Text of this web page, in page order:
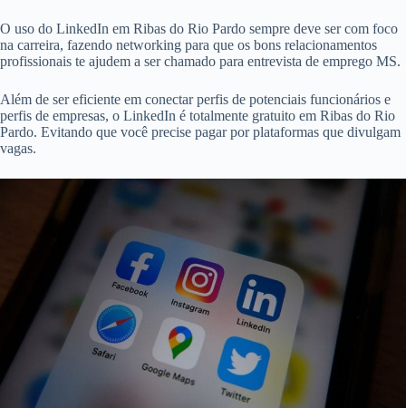
O uso do LinkedIn em Ribas do Rio Pardo sempre deve ser com foco
na carreira, fazendo networking para que os bons relacionamentos
profissionais te ajudem a ser chamado para entrevista de emprego MS.
Além de ser eficiente em conectar perfis de potenciais funcionários e
perfis de empresas, o LinkedIn é totalmente gratuito em Ribas do Rio
Pardo. Evitando que você precise pagar por plataformas que divulgam
vagas.